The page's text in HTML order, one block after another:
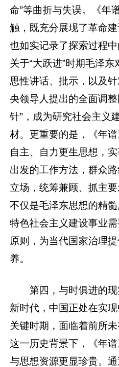
命”等曲折与失误。《年
触，既充分展现了革命
也如实记录了探索过程
关于“大跃进”时期毛泽
思性讲话、批示，以及
央领导人提出的全面调
针”，成为研究社会主义
材。更重要的是，《年
自主、自力更生思想，
出发的工作方法，群众
立场，统筹兼顾、抓主
不仅是毛泽东思想的精
特色社会主义建设事业
原则，为当代国家治理
养。
第四，与时俱进的
新时代，中国正处在实
关键时期，面临着前所
这一历史背景下，《年
与思想资源更显珍贵。通